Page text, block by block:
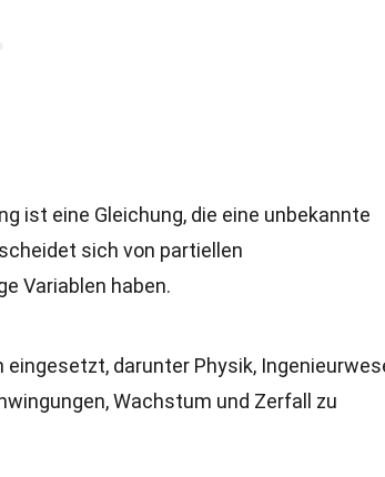
ist eine Gleichung, die eine unbekannte
sich von partiellen
Variablen haben.
eingesetzt, darunter Physik,
Wachstum und Zerfall zu